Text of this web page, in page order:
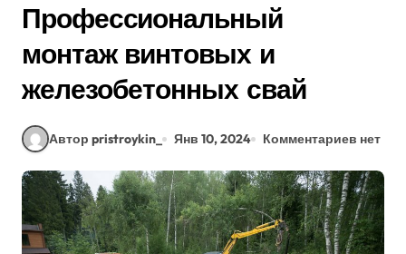
Профессиональный
монтаж винтовых и
железобетонных свай
Автор pristroykin_ Янв 10, 2024 Комментариев нет